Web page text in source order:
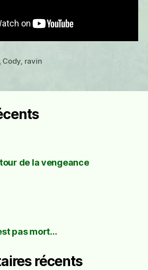
, Cody, ravin
de la vengeance
pas mort…
récents